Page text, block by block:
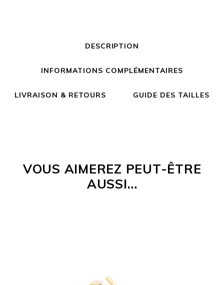
DESCRIPTION
INFORMATIONS COMPLÉMENTAIRES
LIVRAISON & RETOURS GUIDE DES TAILLES
VOUS AIMEREZ PEUT-ÊTRE
AUSSI…